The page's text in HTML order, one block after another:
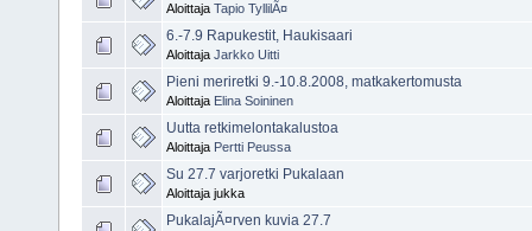
Aloittaja Tapio TyllilÃ¤
6.-7.9 Rapukestit, Haukisaari
Aloittaja Jarkko Uitti
Pieni meriretki 9.-10.8.2008, matkakertomusta
Aloittaja Elina Soininen
Uutta retkimelontakalustoa
Aloittaja Pertti Peussa
Su 27.7 varjoretki Pukalaan
Aloittaja jukka
PukalajÃ¤rven kuvia 27.7